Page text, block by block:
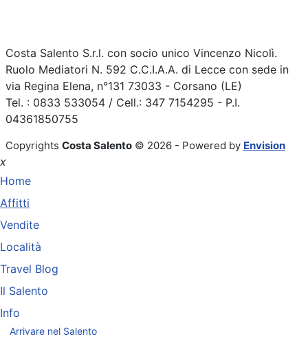
Costa Salento S.r.l. con socio unico Vincenzo Nicolì.
Ruolo Mediatori N. 592 C.C.I.A.A. di Lecce con sede in
via Regina Elena, n°131 73033 - Corsano (LE)
Tel. : 0833 533054 / Cell.: 347 7154295 - P.I.
04361850755
Copyrights Costa Salento © 2026 - Powered by Envision
x
Home
Affitti
Vendite
Località
Travel Blog
Il Salento
Info
Arrivare nel Salento